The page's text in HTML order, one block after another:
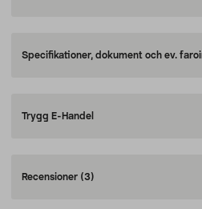
Specifikationer, dokument och ev.
Trygg E-Handel
Recensioner (3)